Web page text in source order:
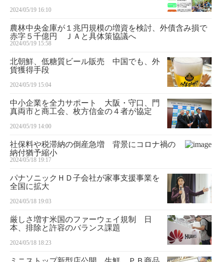
2024/05/19 16:10
農林中央金庫が１兆円規模の増資を検討、外債含み損で
赤字５千億円 ＪＡと具体策協議へ
2024/05/19 15:58
北朝鮮、低糖質ビール販売 中国でも、外
貨獲得手段
2024/05/19 15:04
中小企業を全力サポート 大阪・守口、門
真両市と商工会、枚方信金の４者が協定
2024/05/19 14:00
社保料や税滞納の倒産急増 背景にコロナ禍の
納付猶予縮小
2024/05/18 19:17
パナソニックＨＤ子会社が家事支援事業を
全国に拡大
2024/05/18 19:03
厳しさ増す米国のファーウェイ規制 日
本、排除と許容のバランス課題
2024/05/18 18:23